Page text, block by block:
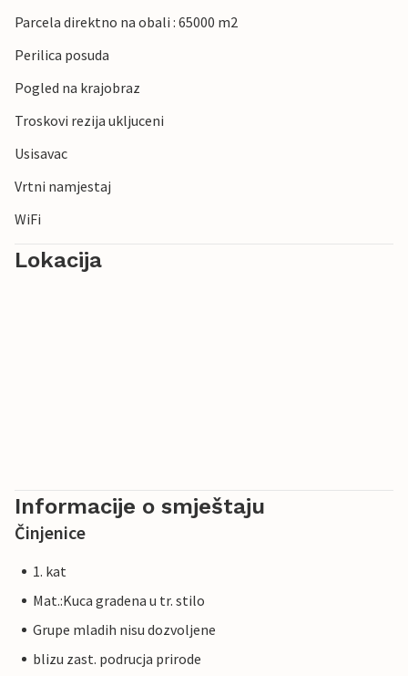
Parcela direktno na obali : 65000 m2
Perilica posuda
Pogled na krajobraz
Troskovi rezija ukljuceni
Usisavac
Vrtni namjestaj
WiFi
Lokacija
Informacije o smještaju
Činjenice
1. kat
Mat.:Kuca gradena u tr. stilo
Grupe mladih nisu dozvoljene
blizu zast. podrucja prirode